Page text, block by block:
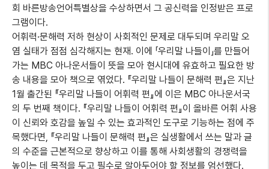
회 바른방송언어특별상을 수상하면서 그 공신력을 인정받은 프로
그램이다.
어휘력·문해력 저하 현상이 사회적인 문제로 대두되며 우리말 오
염 실태가 점점 심각해지는 현재. 이에 「우리말 나들이」를 만들어
가는 MBC 아나운서들이 뜻을 모아 현시대에 유효하고 필요한 방
송 내용을 모아 책으로 엮었다. 『우리말 나들이 문해력 편』은 지난
1월 출간된 『우리말 나들이 어휘력 편』에 이은 MBC 아나운서국
의 두 번째 책이다. 『우리말 나들이 어휘력 편』이 올바른 어휘 사용
이 신뢰와 호감을 높일 수 있는 효과적인 도구로 기능하는 점에 주
목했다면, 『우리말 나들이 문해력 편』은 실생활에서 쓰는 말과 글
의 수준을 근본적으로 향상하고 이를 통해 사회생활의 경쟁력을
높이는 데 목적을 두고 필수로 알아두어야 할 정보를 엄선했다.